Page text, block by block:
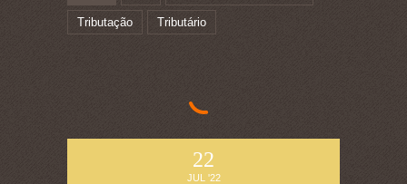
Tributação Tributário
22
JUL '22